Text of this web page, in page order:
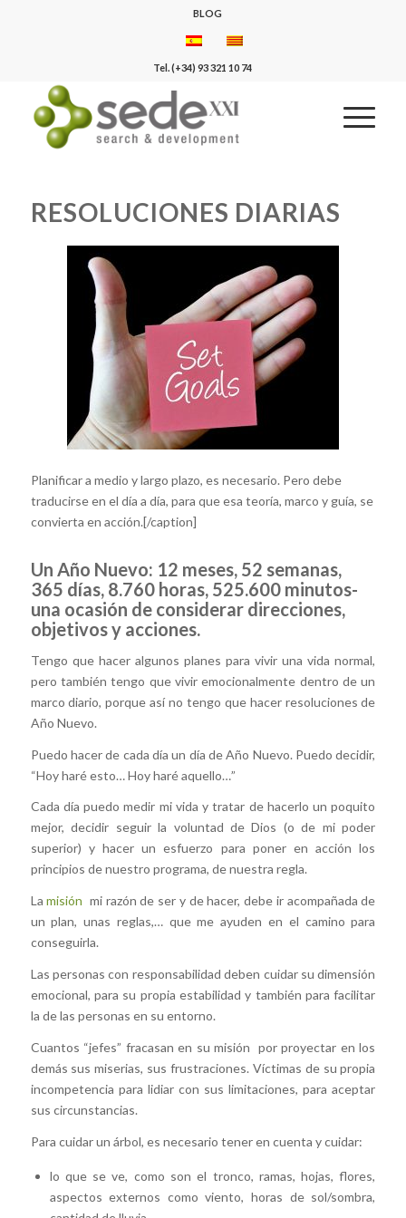
BLOG
Tel. (+34) 93 321 10 74
RESOLUCIONES DIARIAS
Planificar a medio y largo plazo, es necesario. Pero debe
traducirse en el día a día, para que esa teoría, marco y guía, se
convierta en acción.[/caption]
Un Año Nuevo: 12 meses, 52 semanas,
365 días, 8.760 horas, 525.600 minutos-
una ocasión de considerar direcciones,
objetivos y acciones.
Tengo que hacer algunos planes para vivir una vida normal,
pero también tengo que vivir emocionalmente dentro de un
marco diario, porque así no tengo que hacer resoluciones de
Año Nuevo.
Puedo hacer de cada día un día de Año Nuevo. Puedo decidir,
“Hoy haré esto… Hoy haré aquello…”
Cada día puedo medir mi vida y tratar de hacerlo un poquito
mejor, decidir seguir la voluntad de Dios (o de mi poder
superior) y hacer un esfuerzo para poner en acción los
principios de nuestro programa, de nuestra regla.
Lamisión mi razón de ser y de hacer, debe ir acompañada de
un plan, unas reglas,… que me ayuden en el camino para
conseguirla.
Las personas con responsabilidad deben cuidar su dimensión
emocional, para su propia estabilidad y también para facilitar
la de las personas en su entorno.
Cuantos “jefes” fracasan en su misión por proyectar en los
demás sus miserias, sus frustraciones. Víctimas de su propia
incompetencia para lidiar con sus limitaciones, para aceptar
sus circunstancias.
Para cuidar un árbol, es necesario tener en cuenta y cuidar:
lo que se ve, como son el tronco, ramas, hojas, flores,
aspectos externos como viento, horas de sol/sombra,